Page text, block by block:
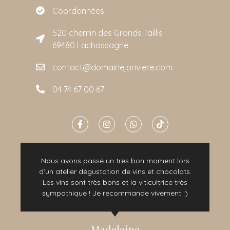
Coordonnées
520 chemin des Grands Taillis
69480 Lachassagne
contact@domainejpriviere.com
04 74 67 00 67
Nous avons passé un très bon moment lors
d’un atelier dégustation de vins et chocolats.
Les vins sont très bons et la viticultrice très
sympathique ! Je recommande vivement :)